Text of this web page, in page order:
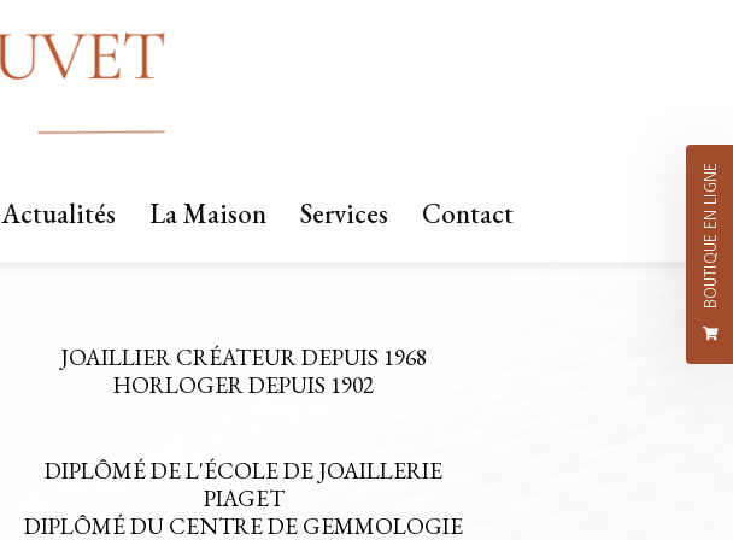
BOUTIQUE EN LIGNE
Actualités La Maison Services Contact
JOAILLIER CRÉATEUR DEPUIS 1968
HORLOGER DEPUIS 1902
DIPLÔMÉ DE L'ÉCOLE DE JOAILLERIE
PIAGET
DIPLÔMÉ DU CENTRE DE GEMMOLOGIE